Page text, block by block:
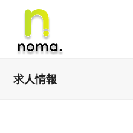
求人情報